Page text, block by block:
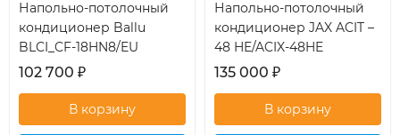
Напольно-потолочный
кондиционер Ballu
BLCI_CF-18HN8/EU
102 700 ₽
Напольно-потолочный
кондиционер JAX ACIT –
48 HE/ACIX-48HE
135 000 ₽